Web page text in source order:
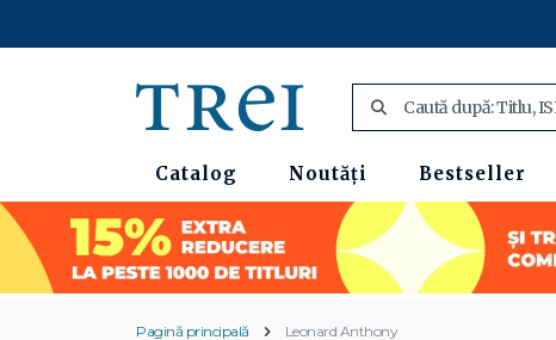
Catalog Noutăți Bestseller
Pagină principală Leonard Anthony